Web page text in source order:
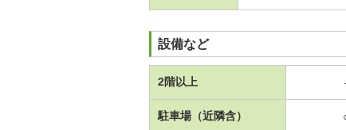
設備など
2階以上
駐車場（近隣含）